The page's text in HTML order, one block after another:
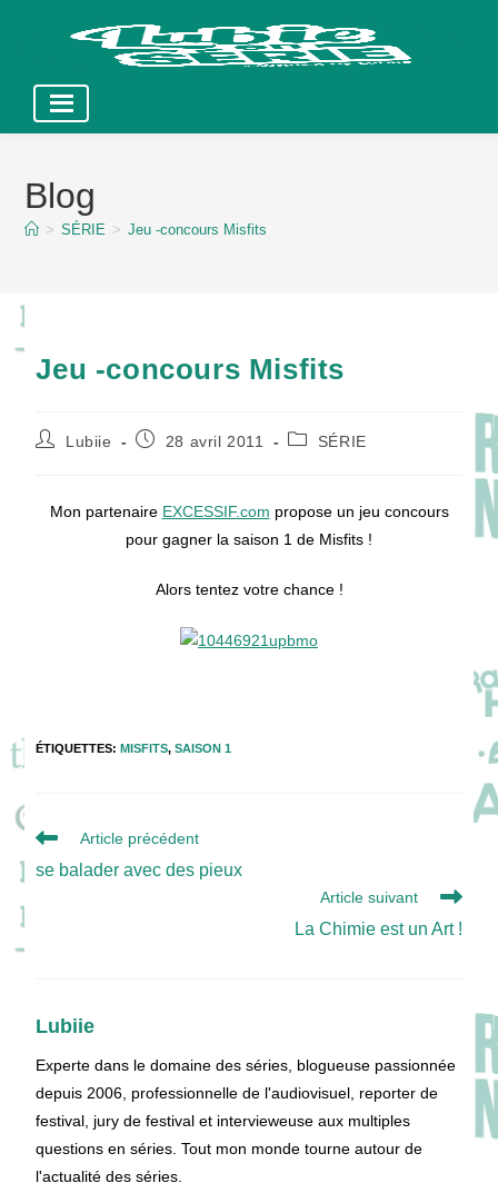
contentBlog
> SÉRIE > Jeu -concours Misfits
Jeu -concours Misfits
Auteur/autrice
Lubiie
Publication
28 avril 2011
PostSÉRIE
Mon partenaire EXCESSIF.com propose un jeu concours
pour gagner la saison 1 de Misfits !
Alors tentez votre chance !
ÉTIQUETTES:MISFITS, SAISON 1
Read
articles
Article précédent
se balader avec des pieux
Article suivant
La Chimie est un Art !
Lubiie
Experte dans le domaine des séries, blogueuse passionnée
depuis 2006, professionnelle de l'audiovisuel, reporter de
festival, jury de festival et intervieweuse aux multiples
questions en séries. Tout mon monde tourne autour de
l'actualité des séries.